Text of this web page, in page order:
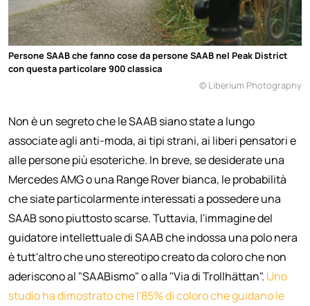
Persone SAAB che fanno cose da persone SAAB nel Peak District
con questa particolare 900 classica
© Liberium Photography
Non è un segreto che le SAAB siano state a lungo
associate agli anti-moda, ai tipi strani, ai liberi pensatori e
alle persone più esoteriche. In breve, se desiderate una
Mercedes AMG o una Range Rover bianca, le probabilità
che siate particolarmente interessati a possedere una
SAAB sono piuttosto scarse. Tuttavia, l'immagine del
guidatore intellettuale di SAAB che indossa una polo nera
è tutt'altro che uno stereotipo creato da coloro che non
aderiscono al "SAABismo" o alla "Via di Trollhättan". Uno
studio ha dimostrato che l'85% di coloro che guidano le